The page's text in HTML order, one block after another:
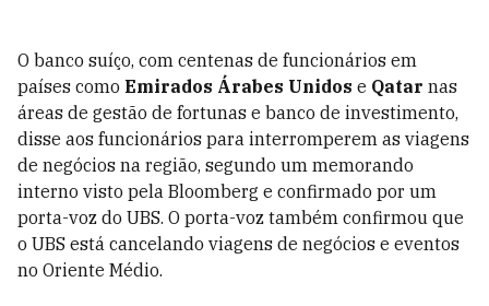
O banco suíço, com centenas de funcionários em
países como Emirados Árabes Unidos e Qatar nas
áreas de gestão de fortunas e banco de investimento,
disse aos funcionários para interromperem as viagens
de negócios na região, segundo um memorando
interno visto pela Bloomberg e confirmado por um
porta-voz do UBS. O porta-voz também confirmou que
o UBS está cancelando viagens de negócios e eventos
no Oriente Médio.